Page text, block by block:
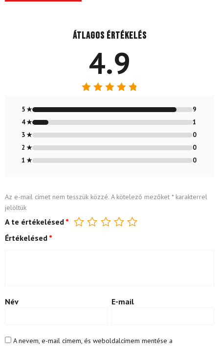
Átlagos értékelés
4.9
4.9/ 5
5 ★
9
4 ★
1
3 ★
0
2 ★
0
1 ★
0
Az e-mail címet nem tesszük közzé. A kötelező mezőket *karakterrel
jelöltük
A te értékelésed *
Értékelésed *
Név E-mail
A nevem, e-mail címem, és weboldalcímem mentése a